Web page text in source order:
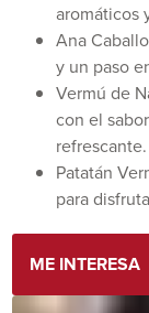
aromáticos
Ana Caballo
y un paso
Vermú de
con el
refrescante.
Patatán
para
ME INTERESA